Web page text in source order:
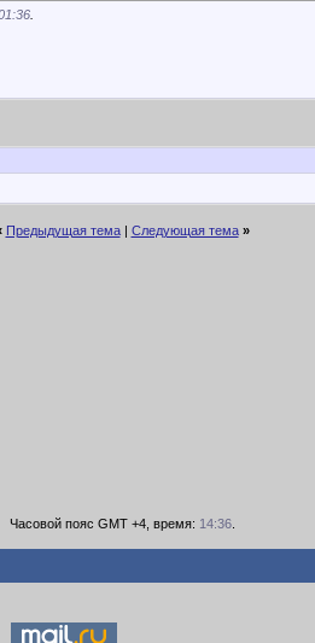
Предыдущая тема| Следующая тема »
Часовой пояс GMT +4, время: 14:36.